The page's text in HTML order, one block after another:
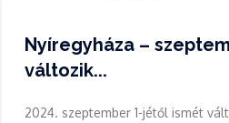
Nyíregyháza –
változik...
2024. szeptember 1-jétől ismét